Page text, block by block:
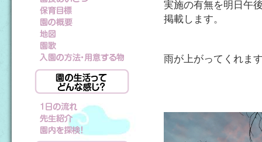
実施の有無を明日午
掲載します。
雨が上がってくれま